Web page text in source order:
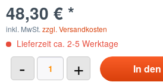
48,30 € *
inkl. MwSt. zzgl. Versandkosten
Lieferzeit ca. 2-5 Werktage
- + In den